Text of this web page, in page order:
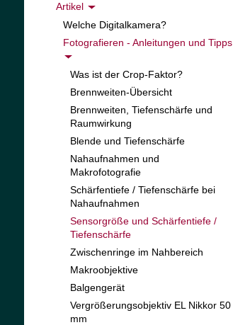
Artikel
Welche Digitalkamera?
Fotografieren - Anleitungen und Tipps
Was ist der Crop-Faktor?
Brennweiten-Übersicht
Brennweiten, Tiefenschärfe und
Raumwirkung
Blende und Tiefenschärfe
Nahaufnahmen und
Makrofotografie
Schärfentiefe / Tiefenschärfe bei
Nahaufnahmen
Sensorgröße und Schärfentiefe /
Tiefenschärfe
Zwischenringe im Nahbereich
Makroobjektive
Balgengerät
Vergrößerungsobjektiv EL Nikkor 50
mm